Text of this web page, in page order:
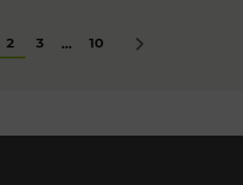
2 3 ... 10 Nächstes